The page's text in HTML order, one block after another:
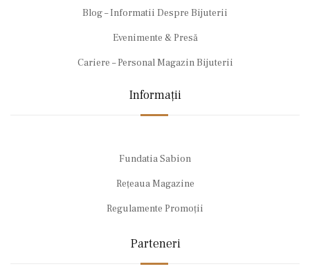
Blog – Informatii Despre Bijuterii
Evenimente & Presă
Cariere – Personal Magazin Bijuterii
Informații
Fundatia Sabion
Rețeaua Magazine
Regulamente Promoții
Parteneri